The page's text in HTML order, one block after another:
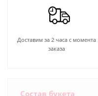
Доставим за 2 часа с момента
заказа
Состав букета